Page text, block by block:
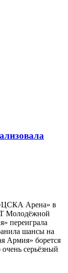
Арена» в
Молодёжной
переиграла
шансы на
Армия» борется
серьёзный